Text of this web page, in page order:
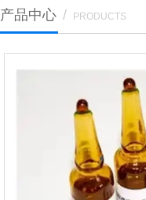
产品中心 / PRODUCTS